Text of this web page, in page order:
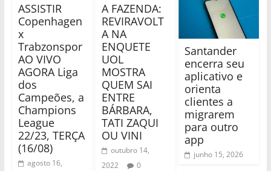
ASSISTIR
Copenhagen
x
Trabzonspor
AO VIVO
AGORA Liga
dos
Campeões, a
Champions
League
22/23, TERÇA
(16/08)
agosto 16,
A FAZENDA:
REVIRAVOLT
A NA
ENQUETE
UOL
MOSTRA
QUEM SAI
ENTRE
BÁRBARA,
TATI ZAQUI
OU VINI
outubro 14,
2022
0
Santander
encerra seu
aplicativo e
orienta
clientes a
migrarem
para outro
app
junho 15, 2026